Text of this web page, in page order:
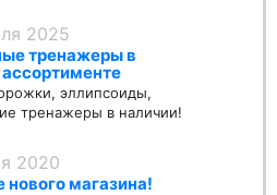
2025
тренажеры в
эллипсоиды,
тренажеры в наличии!
2020
нового магазина!